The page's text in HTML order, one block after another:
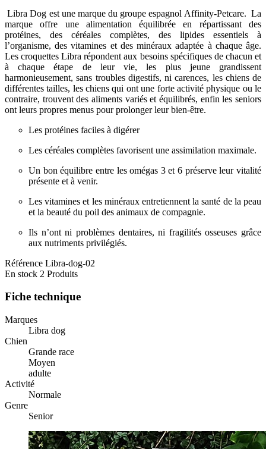
Libra Dog est une marque du groupe espagnol Affinity-Petcare. La
marque offre une alimentation équilibrée en répartissant des
protéines, des céréales complètes, des lipides essentiels à
l’organisme, des vitamines et des minéraux adaptée à chaque âge.
Les croquettes Libra répondent aux besoins spécifiques de chacun et
à chaque étape de leur vie, les plus jeune grandissent
harmonieusement, sans troubles digestifs, ni carences, les chiens de
différentes tailles, les chiens qui ont une forte activité physique ou le
contraire, trouvent des aliments variés et équilibrés, enfin les seniors
ont leurs propres menus pour prolonger leur bien-être.
Les protéines faciles à digérer
Les céréales complètes favorisent une assimilation maximale.
Un bon équilibre entre les omégas 3 et 6 préserve leur vitalité
présente et à venir.
Les vitamines et les minéraux entretiennent la santé de la peau
et la beauté du poil des animaux de compagnie.
Ils n’ont ni problèmes dentaires, ni fragilités osseuses grâce
aux nutriments privilégiés.
Référence Libra-dog-02
En stock 2 Produits
Fiche technique
Marques
Libra dog
Chien
Grande race
Moyen
adulte
Activité
Normale
Genre
Senior